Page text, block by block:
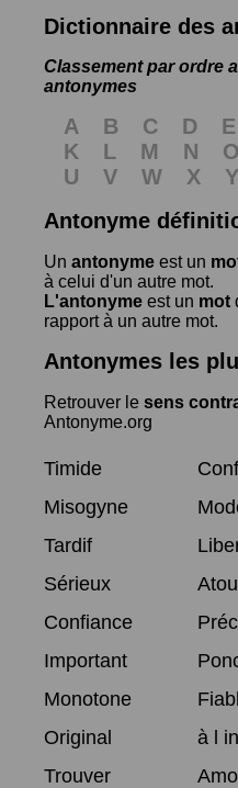
Dictionnaire des
Classement par ordre
antonymes
A B C D E
K
L M N O
U
V W X Y
Antonyme
Un antonyme est un
à celui d'un autre mot.
L'antonyme est un mot
rapport à un autre mot.
Antonymes les
Retrouver le sens
Antonyme.org
Timide
Misogyne
Tardif
Sérieux
Confiance
Important
Monotone
Original
à l
Trouver